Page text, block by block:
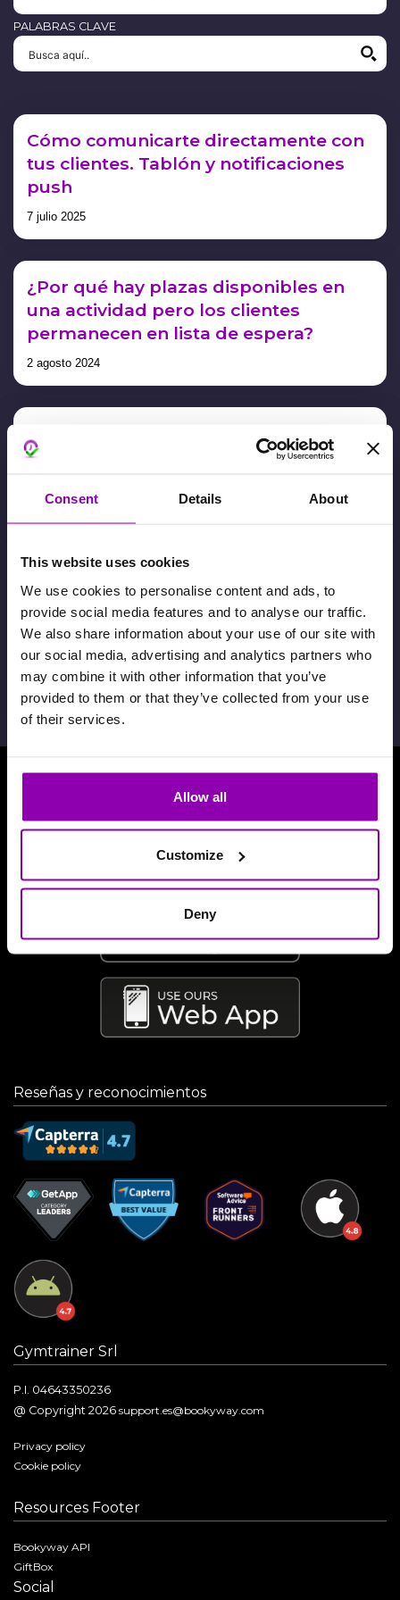
Consent Details About
This website uses cookies
We use cookies to personalise content and ads, to
provide social media features and to analyse our traffic.
We also share information about your use of our site with
our social media, advertising and analytics partners who
may combine it with other information that you’ve
provided to them or that they’ve collected from your use
of their services.
Allow all
Customize
Deny
PALABRAS CLAVE
Cómo comunicarte directamente con
tus clientes. Tablón y notificaciones
push
7 julio 2025
¿Por qué hay plazas disponibles en
una actividad pero los clientes
permanecen en lista de espera?
2 agosto 2024
¿Cómo puedo enviar un correo
electrónico a todos los clientes de
notificaciones automáticas o, cuándo
las envío, el número enviado es
inferior al número de usuarios
registrados.
Descarga nuestra aplicación
Reseñas y reconocimientos
Gymtrainer Srl
P.I. 04643350236
@ Copyright 2026 support.es@bookyway.com
Privacy policy
Cookie policy
Resources Footer
Bookyway API
GiftBox
Social